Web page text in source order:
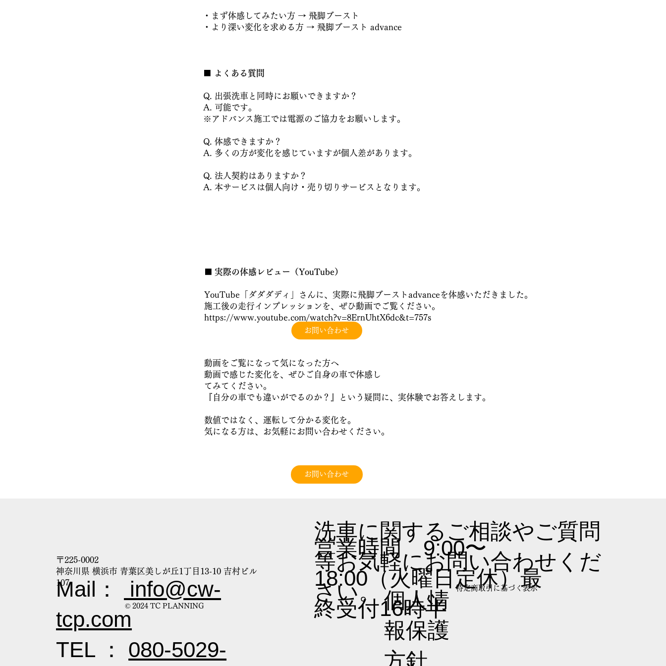
・まず体感してみたい方 → 飛脚ブースト
・より深い変化を求める方 → 飛脚ブースト advance
よくある質問
Q. 出張洗車と同時にお願いできますか？
A. 可能です。
※アドバンス施工では電源のご協力をお願いします。
Q. 体感できますか？
A. 多くの方が変化を感じていますが個人差があります。
Q. 法人契約はありますか？
A. 本サービスは個人向け・売り切りサービスとなります。
​■実際の体感レビュー（YouTube）
YouTube「ダダダディ」さんに、実際に飛脚ブーストadvanceを体感いただきました。
施工後の走行インプレッションを、ぜひ動画でご覧ください。
https://www.youtube.com/watch?v=8ErnUhtX6dc&t=757s
動画をご覧になって気になった方へ
​動画で感じた変化を、ぜひご自身の車で体感し
てみてください。
『自分の車でも違いがでるのか？』という疑問に、実体験でお答えします。
数値ではなく、運転して分かる変化を。
​気になる方は、お気軽にお問い合わせください。
お問い合わせ
お問い合わせ
© 2024 TC PLANNING
​洗車に関するご相談やご質問
等お気軽にお問い合わせくだ
さい。
営業時間 9:00〜
18:00（火曜日定休）最
終受付16時半
〒225-0002
神奈川県 横浜市 青葉区美しが丘1丁目13-10 吉村ビル
107
​個人情
報保護
方針
​特定商取引に基づく表示
Mail：
info@cw-
tcp.com
TEL ： 080-5029-